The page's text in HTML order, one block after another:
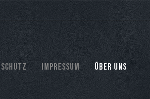
Impressum Über Uns